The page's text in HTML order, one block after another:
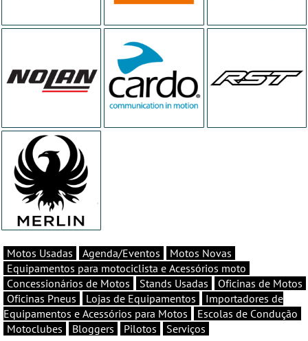
Motos Usadas Agenda/Eventos
Motos Novas
Equipamentos para motociclista e Acessórios moto
Concessionários de Motos
Stands Usadas
Oficinas de Motos
Oficinas Pneus
Lojas de Equipamentos
Importadores de
Equipamentos e Acessórios para Motos
Escolas de Condução
Motoclubes
Bloggers Pilotos Serviços